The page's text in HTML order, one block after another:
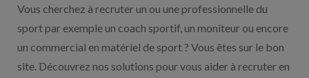
Vous cherchez à recruter un ou une professionnelle du
sport par exemple un coach sportif, un moniteur ou encore
un commercial en matériel de sport ? Vous êtes sur le bon
site. Découvrez nos solutions pour vous aider à recruter en